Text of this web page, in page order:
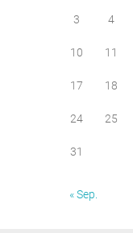
3 4
10 11
17 18
24 25
31
« Sep.